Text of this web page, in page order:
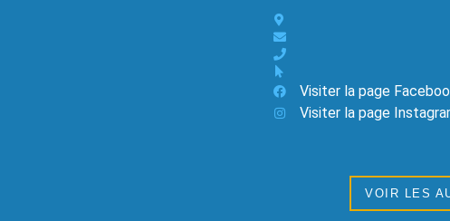
Visiter la page
Visiter la page
VOIR LES